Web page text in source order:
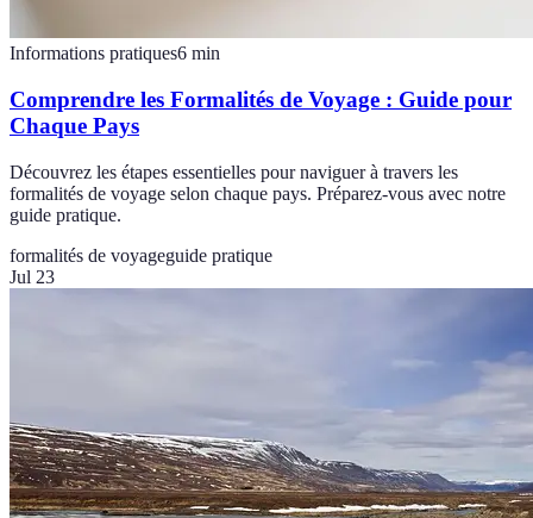
Informations pratiques6 min
Comprendre les Formalités de Voyage : Guide pour
Chaque Pays
Découvrez les étapes essentielles pour naviguer à travers les
formalités de voyage selon chaque pays. Préparez-vous avec notre
guide pratique.
formalités de voyageguide pratique
Jul 23